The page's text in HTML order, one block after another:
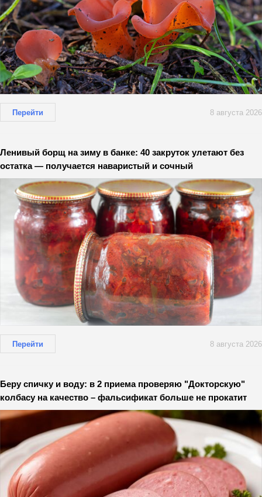
Перейти 8 августа 2026
Ленивый борщ на зиму в банке: 40 закруток улетают без
остатка — получается наваристый и сочный
Перейти 8 августа 2026
Беру спичку и воду: в 2 приема проверяю "Докторскую"
колбасу на качество – фальсификат больше не прокатит